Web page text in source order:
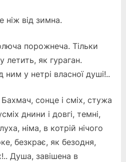
ніж від зимна.
порожнеча. Тільки
летить, як гураган.
ним у нетрі власної душі!..
сонце і сміх, стужа
днини і довгі, темні,
німа, в котрій нічого
безкрає, як безодня,
Душа, завішена в